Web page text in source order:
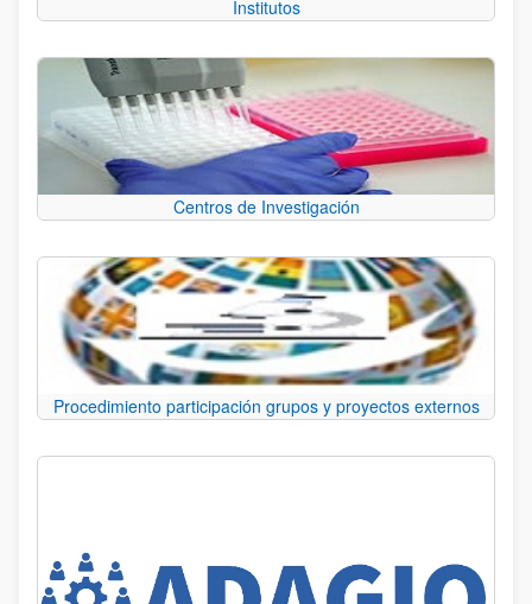
Institutos
Centros de Investigación
Procedimiento participación grupos y proyectos externos